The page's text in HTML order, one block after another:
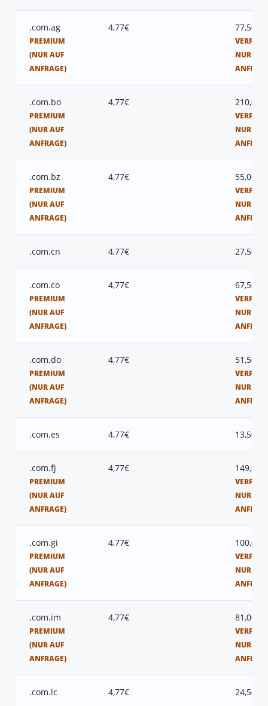
.com.ag
PREMIUM
(NUR AUF
ANFRAGE)
4,77€ 77,50€
NUR AUF
.com.bo
PREMIUM
(NUR AUF
ANFRAGE)
4,77€ 210,00€
NUR AUF
.com.bz
PREMIUM
(NUR AUF
ANFRAGE)
4,77€ 55,00€
NUR AUF
.com.cn 4,77€ 27,50€
.com.co
PREMIUM
(NUR AUF
ANFRAGE)
4,77€ 67,50€
NUR AUF
.com.do
PREMIUM
(NUR AUF
ANFRAGE)
4,77€ 51,50€
NUR AUF
.com.es 4,77€ 13,50€
.com.fj
PREMIUM
(NUR AUF
ANFRAGE)
4,77€ 149,00€
NUR AUF
.com.gi
PREMIUM
(NUR AUF
ANFRAGE)
4,77€ 100,00€
NUR AUF
.com.im
PREMIUM
(NUR AUF
ANFRAGE)
4,77€ 81,00€
NUR AUF
.com.lc 4,77€ 24,50€